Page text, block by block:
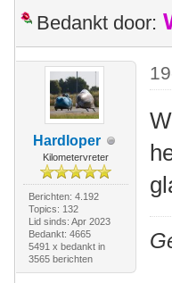
Bedankt door:
Hardloper
Kilometervreter
Berichten: 4.192
Topics: 132
Lid sinds: Apr 2023
Bedankt: 4665
5491 x bedankt in
3565 berichten